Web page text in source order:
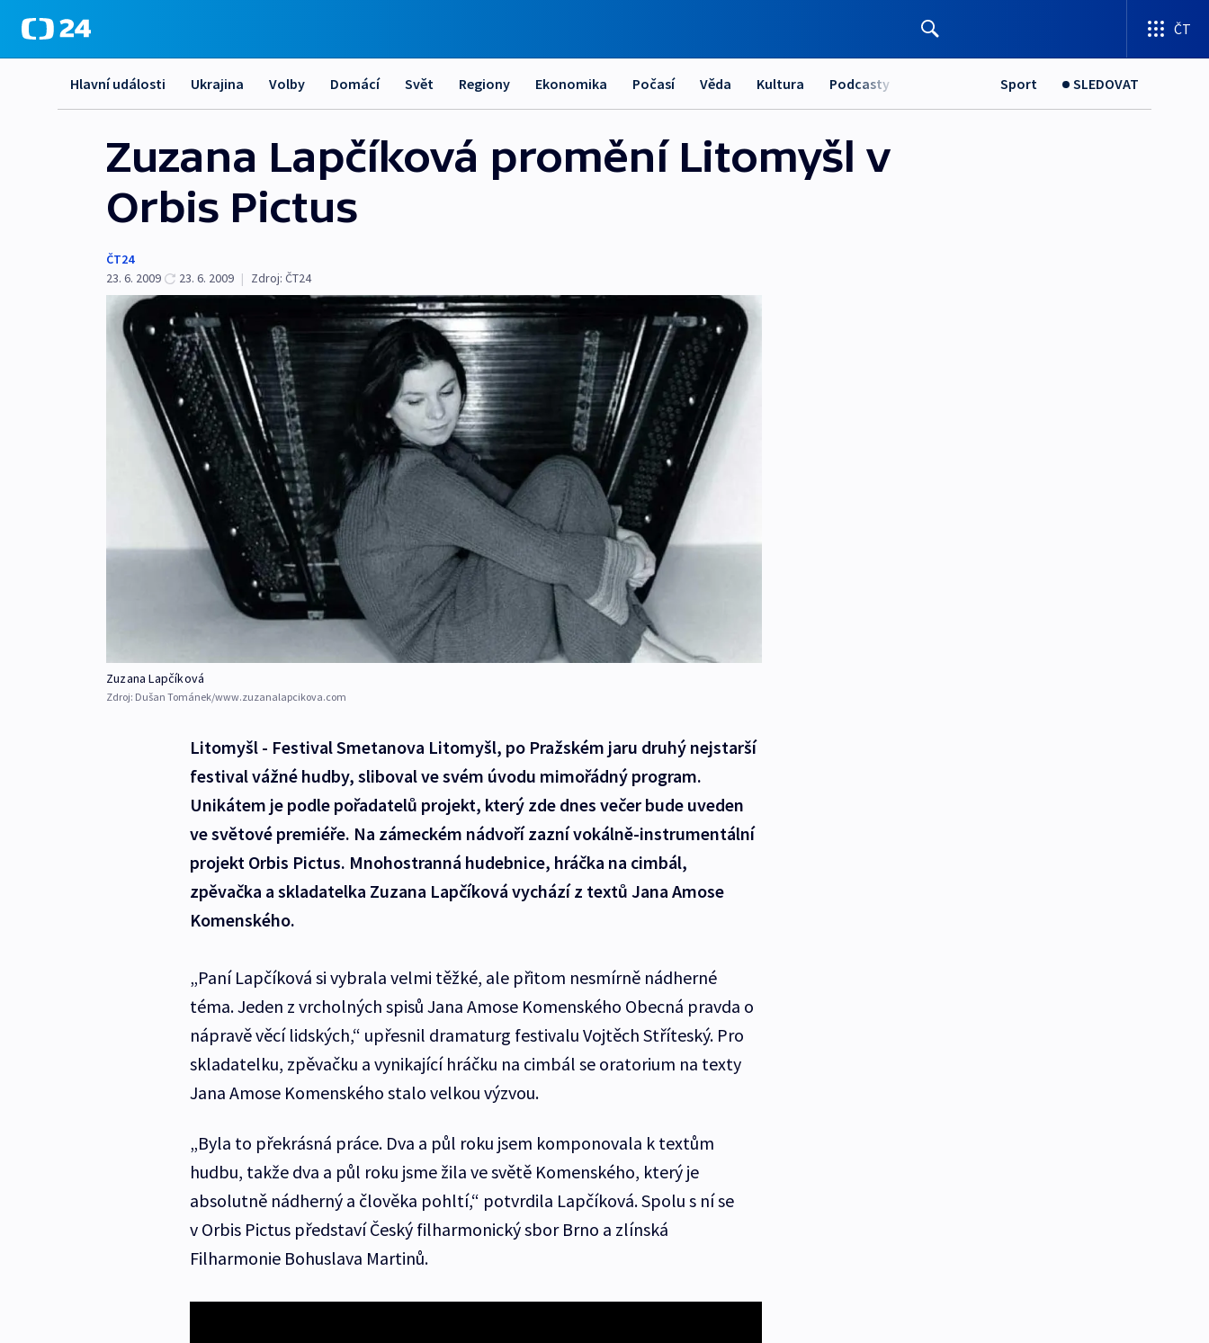
ČT
Hlavní události Ukrajina Volby Domácí Svět Regiony Ekonomika Počasí Věda Kultura Podcasty Sport SLEDOVAT
Zuzana Lapčíková promění Litomyšl v
Orbis Pictus
ČT24
23. 6. 2009
23. 6. 2009 | Zdroj: ČT24
Zuzana Lapčíková
Zdroj: Dušan Tománek/www.zuzanalapcikova.com
Litomyšl - Festival Smetanova Litomyšl, po Pražském jaru druhý nejstarší
festival vážné hudby, sliboval ve svém úvodu mimořádný program.
Unikátem je podle pořadatelů projekt, který zde dnes večer bude uveden
ve světové premiéře. Na zámeckém nádvoří zazní vokálně-instrumentální
projekt Orbis Pictus. Mnohostranná hudebnice, hráčka na cimbál,
zpěvačka a skladatelka Zuzana Lapčíková vychází z textů Jana Amose
Komenského.
„Paní Lapčíková si vybrala velmi těžké, ale přitom nesmírně nádherné
téma. Jeden z vrcholných spisů Jana Amose Komenského Obecná pravda o
nápravě věcí lidských,“ upřesnil dramaturg festivalu Vojtěch Stříteský. Pro
skladatelku, zpěvačku a vynikající hráčku na cimbál se oratorium na texty
Jana Amose Komenského stalo velkou výzvou.
„Byla to překrásná práce. Dva a půl roku jsem komponovala k textům
hudbu, takže dva a půl roku jsme žila ve světě Komenského, který je
absolutně nádherný a člověka pohltí,“ potvrdila Lapčíková. Spolu s ní se
v Orbis Pictus představí Český filharmonický sbor Brno a zlínská
Filharmonie Bohuslava Martinů.